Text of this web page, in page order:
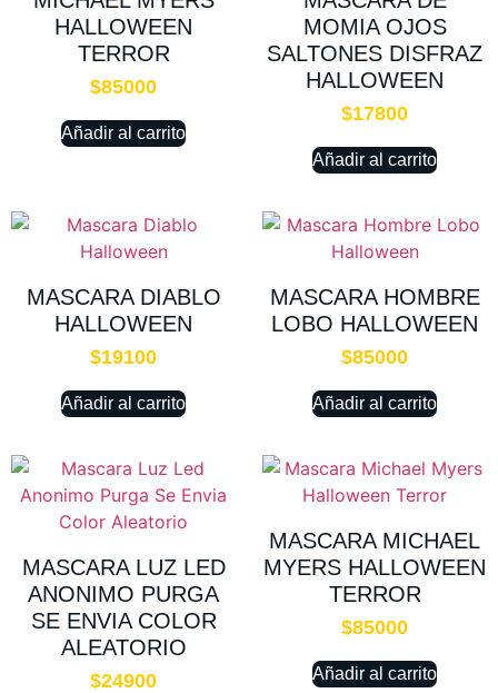
HALLOWEEN
TERROR
$85000
Añadir al carrito
MOMIA OJOS
SALTONES DISFRAZ
HALLOWEEN
$17800
Añadir al carrito
MASCARA DIABLO
HALLOWEEN
$19100
Añadir al carrito
MASCARA HOMBRE
LOBO HALLOWEEN
$85000
Añadir al carrito
MASCARA LUZ LED
ANONIMO PURGA
SE ENVIA COLOR
ALEATORIO
$24900
MASCARA MICHAEL
MYERS HALLOWEEN
TERROR
$85000
Añadir al carrito